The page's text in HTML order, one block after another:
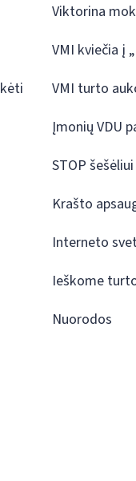
Viktorina
VMI kviečia į
VMI turto
Įmonių VDU
STOP šešėliui
Krašto
Interneto
Ieškome
Nuorodos